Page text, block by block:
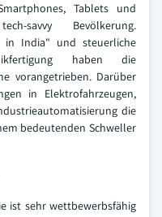
Tablets und
savvy Bevölkerung.
in India" und steuerliche
haben die
vorangetrieben. Darüber
in Elektrofahrzeugen,
die
bedeutenden Schweller
ist sehr wettbewerbsfähig